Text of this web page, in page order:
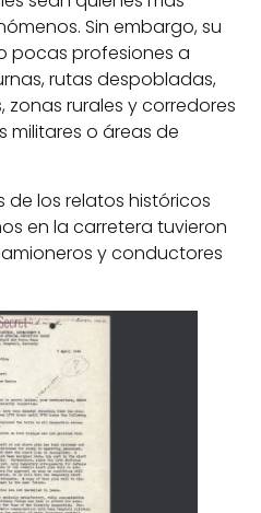
Sin embargo, su
pocas profesiones a
rutas despobladas,
zonas rurales y corredores
militares o áreas de
de los relatos históricos
en la carretera tuvieron
y conductores